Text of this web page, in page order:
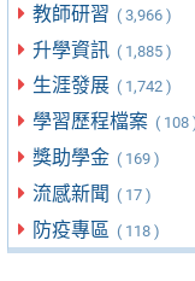
教師研習 ( 3,966 )
升學資訊 ( 1,885 )
生涯發展 ( 1,742 )
學習歷程檔案 ( 108
獎助學金 ( 169 )
流感新聞 ( 17 )
防疫專區 ( 118 )